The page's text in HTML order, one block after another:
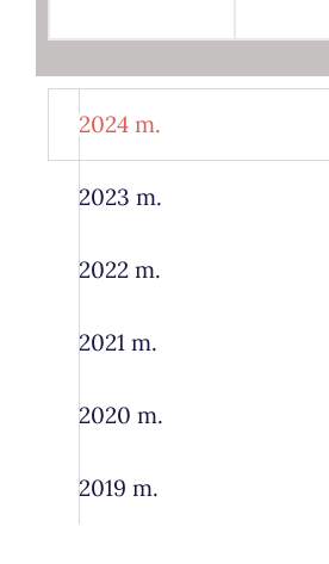
2024 m.
2023 m.
2022 m.
2021 m.
2020 m.
2019 m.